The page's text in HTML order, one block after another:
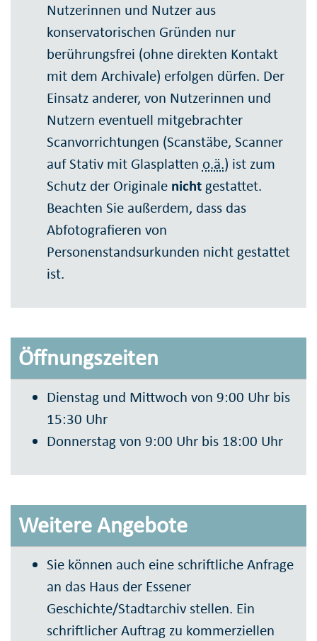
Nutzerinnen und Nutzer aus
konservatorischen Gründen nur
berührungsfrei (ohne direkten Kontakt
mit dem Archivale) erfolgen dürfen. Der
Einsatz anderer, von Nutzerinnen und
Nutzern eventuell mitgebrachter
Scanvorrichtungen (Scanstäbe, Scanner
auf Stativ mit Glasplatten o.ä.) ist zum
Schutz der Originale nichtgestattet.
Beachten Sie außerdem, dass das
Abfotografieren von
Personenstandsurkunden nicht gestattet
ist.
Öffnungszeiten
Dienstag und Mittwoch von 9:00 Uhr bis
15:30 Uhr
Donnerstag von 9:00 Uhr bis 18:00 Uhr
Weitere Angebote
Sie können auch eine schriftliche Anfrage
an das Haus der Essener
Geschichte/Stadtarchiv stellen. Ein
schriftlicher Auftrag zu kommerziellen